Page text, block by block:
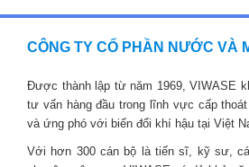
CÔNG TY CỔ PHẦN NƯỚC VÀ
Được thành lập từ năm 1969, VIWASE
tư vấn hàng đầu trong lĩnh vực cấp
và ứng phó với biến đổi khí hậu tại Việt
Với hơn 300 cán bộ là tiến sĩ, kỹ sư,